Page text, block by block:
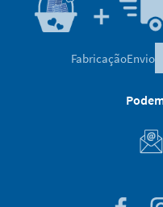
FabricaçãoEnvio